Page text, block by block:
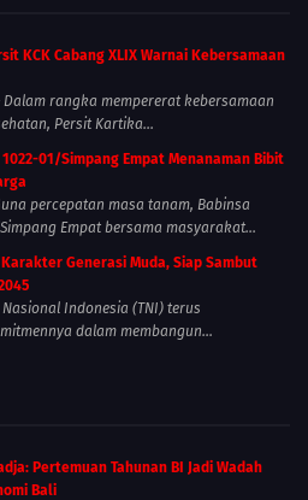
KCK Cabang XLIX Warnai Kebersamaan
Dalam rangka mempererat kebersamaan
Persit Kartika...
01/Simpang Empat Menanaman Bibit
percepatan masa tanam, Babinsa
Empat bersama masyarakat...
Generasi Muda, Siap Sambut
Indonesia (TNI) terus
dalam membangun...
Pertemuan Tahunan BI Jadi Wadah
Bali